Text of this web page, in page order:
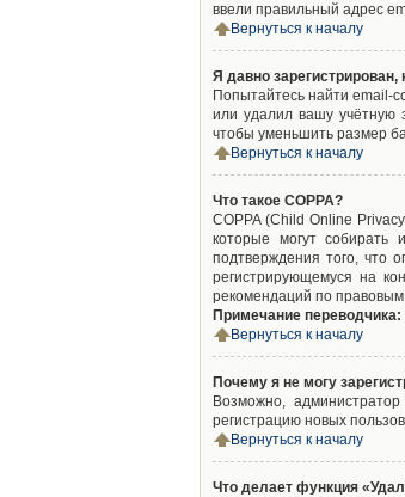
ввели правильный адрес
Вернуться к началу
Я давно
Попытайтесь найти email-
или удалил вашу учётную
чтобы уменьшить размер
Вернуться к началу
Что такое COPPA?
COPPA (Child Online
которые могут
подтверждения того, что
регистрирующемуся на
рекомендаций по
Примечание
Вернуться к началу
Почему я не могу
Возможно,
регистрацию новых
Вернуться к началу
Что делает функция